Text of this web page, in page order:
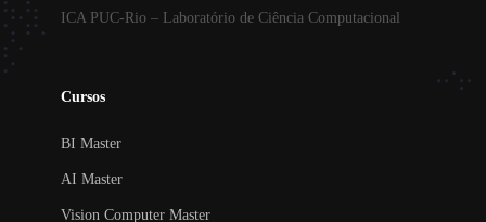
ICA PUC-Rio – Laboratório de Ciência Computacional
Cursos
BI Master
AI Master
Vision Computer Master